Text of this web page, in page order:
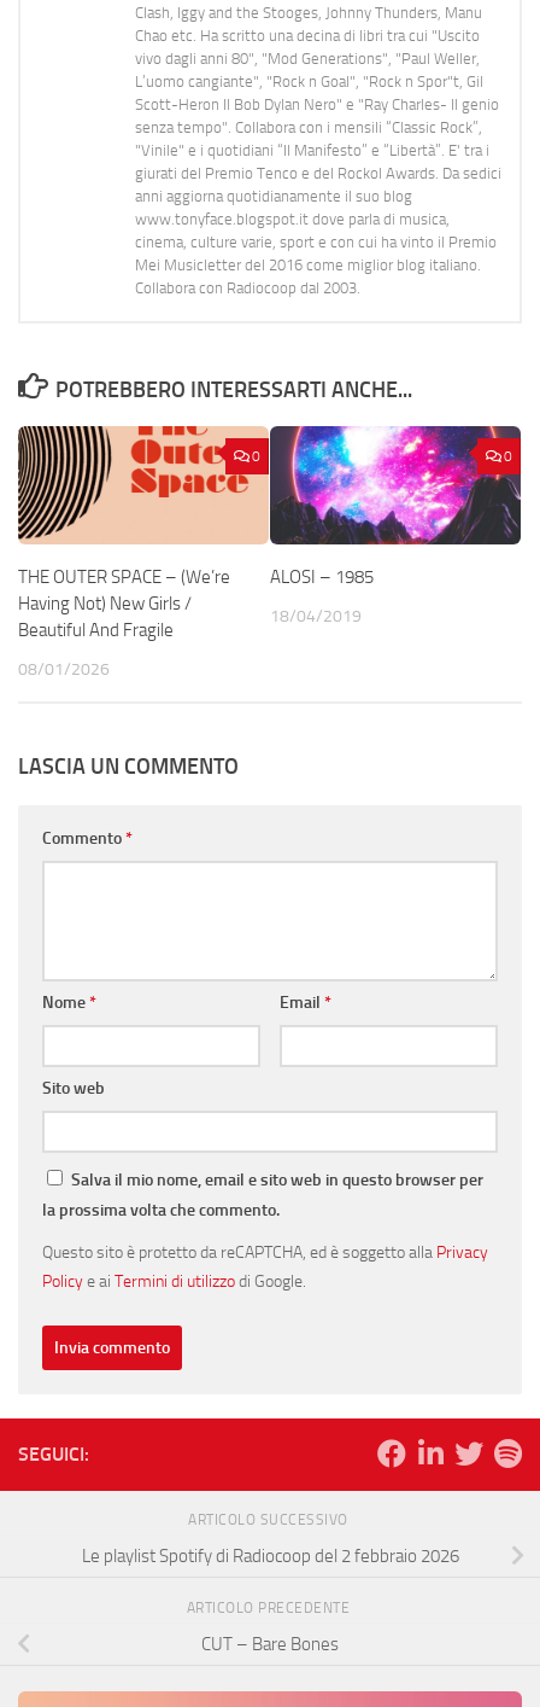
Clash, Iggy and the Stooges, Johnny Thunders, Manu
Chao etc. Ha scritto una decina di libri tra cui "Uscito
vivo dagli anni 80", "Mod Generations", "Paul Weller,
L’uomo cangiante", "Rock n Goal", "Rock n Spor"t, Gil
Scott-Heron Il Bob Dylan Nero" e "Ray Charles- Il genio
senza tempo". Collabora con i mensili “Classic Rock”,
"Vinile" e i quotidiani “Il Manifesto” e “Libertà”. E' tra i
giurati del Premio Tenco e del Rockol Awards. Da sedici
anni aggiorna quotidianamente il suo blog
www.tonyface.blogspot.it dove parla di musica,
cinema, culture varie, sport e con cui ha vinto il Premio
Mei Musicletter del 2016 come miglior blog italiano.
Collabora con Radiocoop dal 2003.
POTREBBERO INTERESSARTI ANCHE...
0
THE OUTER SPACE – (We’re
Having Not) New Girls /
Beautiful And Fragile
08/01/2026
0
ALOSI – 1985
18/04/2019
LASCIA UN COMMENTO
Commento*
Nome* Email *
Sito web
Salva il mio nome, email e sito web in questo browser per
la prossima volta che commento.
Questo sito è protetto da reCAPTCHA, ed è soggetto alla Privacy
Policye ai Termini di utilizzodi Google.
SEGUICI:
ARTICOLO SUCCESSIVO
Le playlist Spotify di Radiocoop del 2 febbraio 2026
ARTICOLO PRECEDENTE
CUT – Bare Bones